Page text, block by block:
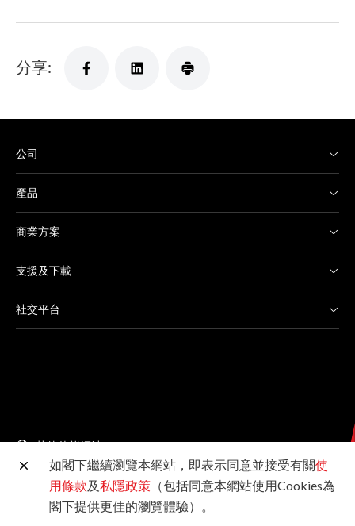
分享:
公司
產品
商業方案
支援及下載
社交平台
其他佳能網站
©2026佳能香港有限公司 版權所有
如閣下繼續瀏覽本網站，即表示同意並接受有關使
用條款及私隱政策 （包括同意本網站使用Cookies為
閣下提供更佳的瀏覽體驗）。